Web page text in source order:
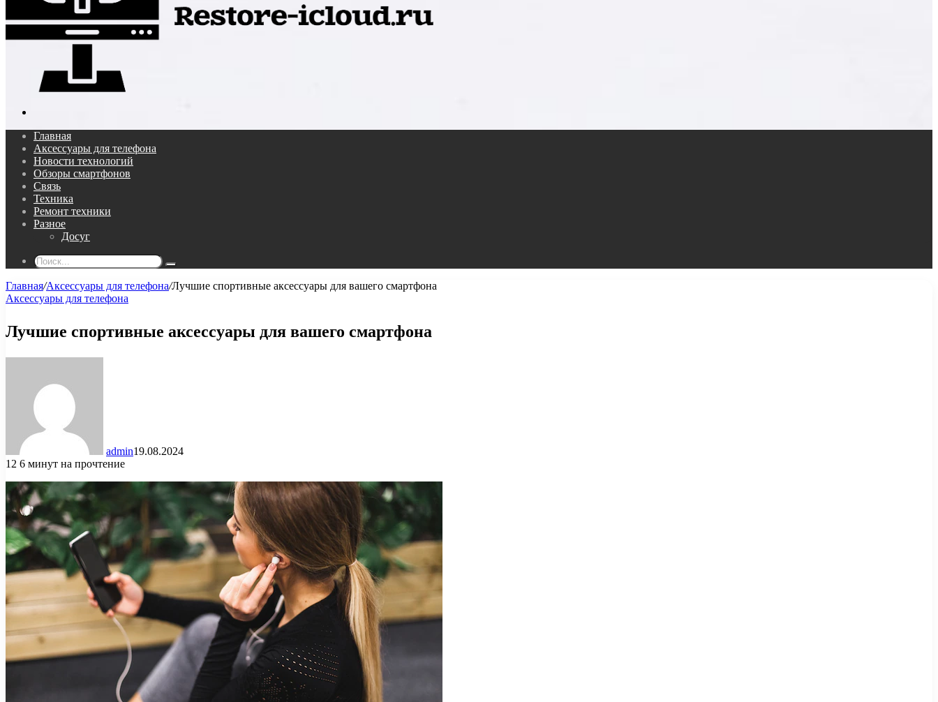
Главная
Аксессуары для телефона
Новости технологий
Обзоры смартфонов
Связь
Техника
Ремонт техники
Разное
Досуг
Поиск...
Главная/Аксессуары для телефона/Лучшие спортивные аксессуары для вашего смартфона
Аксессуары для телефона
Лучшие спортивные аксессуары для вашего смартфона
admin19.08.2024
12 6 минут на прочтение